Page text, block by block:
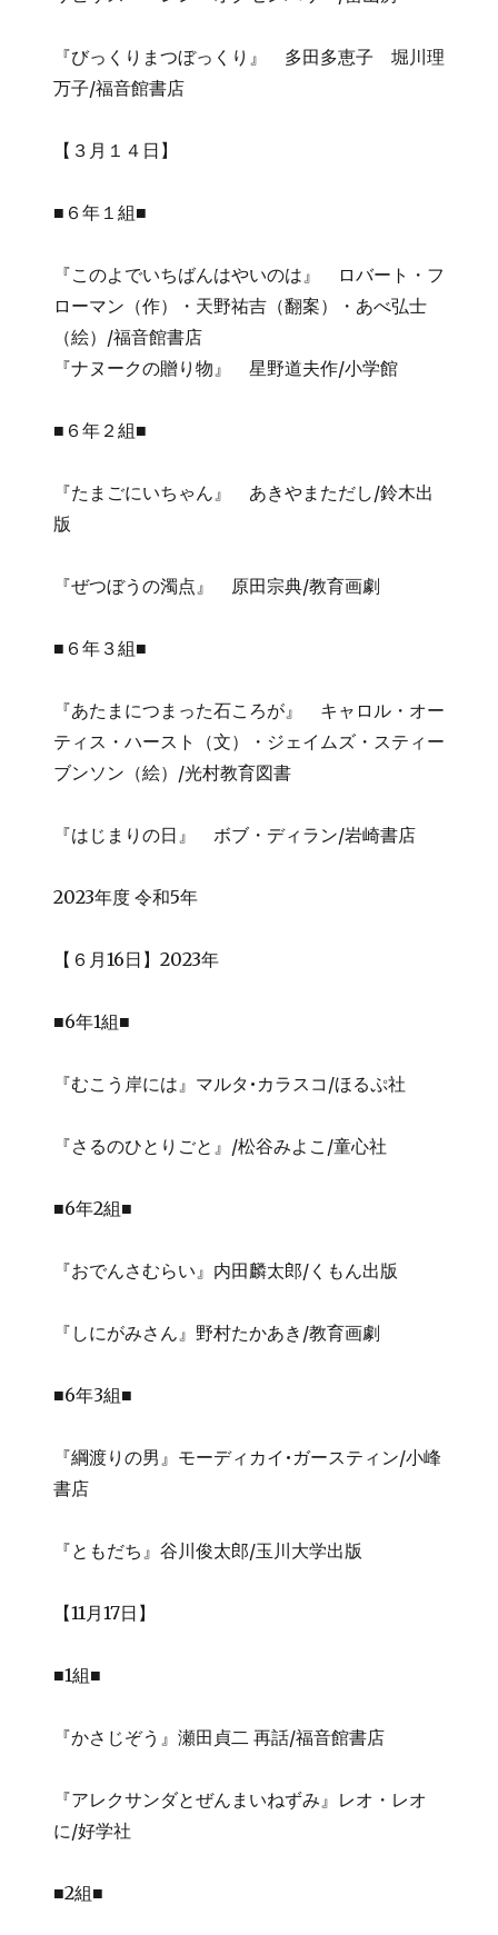
『びっくりまつぼっくり』 多田多恵子 堀川理
万子/福音館書店
【３月１４日】
■６年１組■
『このよでいちばんはやいのは』 ロバート・フ
ローマン（作）・天野祐吉（翻案）・あべ弘士
（絵）/福音館書店
『ナヌークの贈り物』 星野道夫作/小学館
■６年２組■
『たまごにいちゃん』 あきやまただし/鈴木出
版
『ぜつぼうの濁点』 原田宗典/教育画劇
■６年３組■
『あたまにつまった石ころが』 キャロル・オー
ティス・ハースト（文）・ジェイムズ・スティー
ブンソン（絵）/光村教育図書
『はじまりの日』 ボブ・ディラン/岩崎書店
2023年度 令和5年
【６月16日】2023年
■6年1組■
『むこう岸には』マルタ•カラスコ/ほるぷ社
『さるのひとりごと』/松谷みよこ/童心社
■6年2組■
『おでんさむらい』内田麟太郎/くもん出版
『しにがみさん』野村たかあき/教育画劇
■6年3組■
『綱渡りの男』モーディカイ•ガースティン/小峰
書店
『ともだち』谷川俊太郎/玉川大学出版
【11月17日】
■1組■
『かさじぞう』瀬田貞二 再話/福音館書店
『アレクサンダとぜんまいねずみ』レオ・レオ
に/好学社
■2組■